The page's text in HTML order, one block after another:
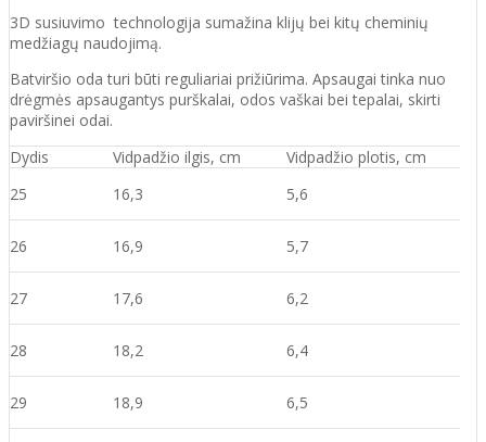
3D susiuvimo technologija sumažina klijų bei kitų cheminių
medžiagų naudojimą.
Batviršio oda turi būti reguliariai prižiūrima. Apsaugai tinka nuo
drėgmės apsaugantys purškalai, odos vaškai bei tepalai, skirti
paviršinei odai.
Dydis
Vidpadžio ilgis, cm
Vidpadžio plotis, cm
25
16,3 5,6
26 16,9 5,7
27 17,6 6,2
28 18,2 6,4
29 18,9 6,5